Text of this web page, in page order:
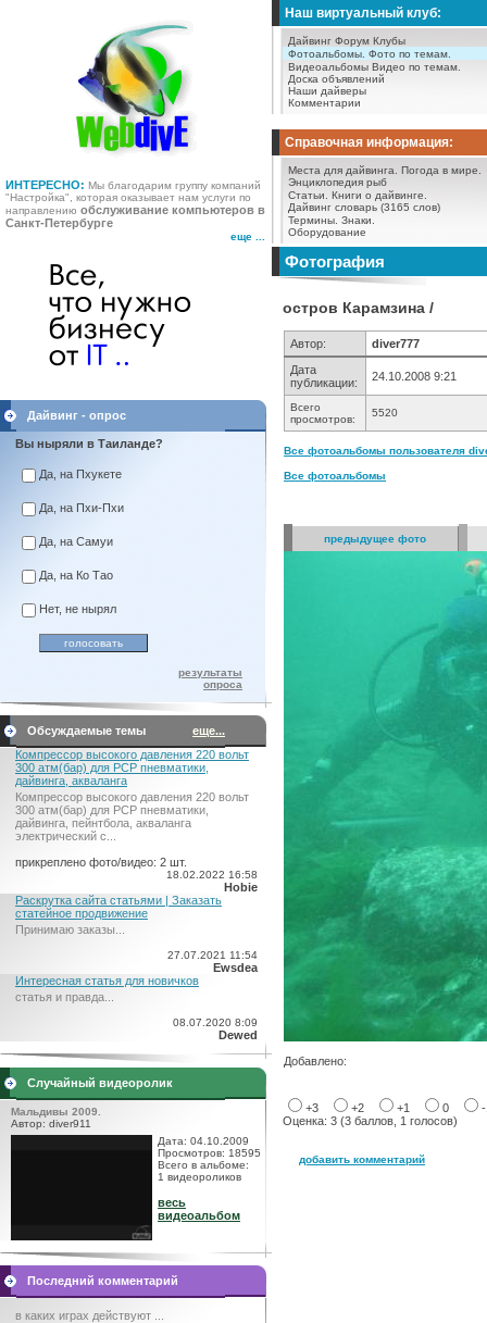
ИНТЕРЕСНО: Мы благодарим группу компаний
"Настройка", которая оказывает нам услуги по
направлению обслуживание компьютеров в
Санкт-Петербурге
еще ...
Наш виртуальный клуб:
Дайвинг Форум Клубы
Фотоальбомы. Фото по темам.
Видеоальбомы Видео по темам.
Доска объявлений
Наши дайверы
Комментарии
Справочная информация:
Места для дайвинга.
Погода в мире.
Энциклопедия рыб
Статьи.
Книги о дайвинге.
Дайвинг словарь (3165 слов)
Термины. Знаки.
Оборудование
Дайвинг - опрос
Вы ныряли в Таиланде?
Да, на Пхукете
Да, на Пхи-Пхи
Да, на Самуи
Да, на Ко Тао
Нет, не нырял
результаты
опроса
Обсуждаемые темы
еще...
Компрессор высокого давления 220 вольт
300 атм(бар) для PCP пневматики,
дайвинга, акваланга
Компрессор высокого давления 220 вольт
300 атм(бар) для PCP пневматики,
дайвинга, пейнтбола, акваланга
электрический c...
прикреплено фото/видео: 2 шт.
18.02.2022 16:58
Hobie
Раскрутка сайта статьями | Заказать
статейное продвижение
Принимаю заказы...
27.07.2021 11:54
Ewsdea
Интересная статья для новичков
статья и правда...
08.07.2020 8:09
Dewed
Случайный видеоролик
Мальдивы 2009.
Автор: diver911
Дата: 04.10.2009
Просмотров: 18595
Всего в альбоме:
1 видеороликов
весь
видеоальбом
Последний комментарий
в каких играх действуют ...
Фотография
остров Карамзина /
Автор:
diver777
Дата
публикации:
24.10.2008 9:21
Всего
просмотров:
5520
Все фотоальбомы пользователя
Все фотоальбомы
предыдущее фото
Добавлено:
+3 +2 +1 0
Оценка: 3 (3 баллов, 1 голосов)
добавить комментарий